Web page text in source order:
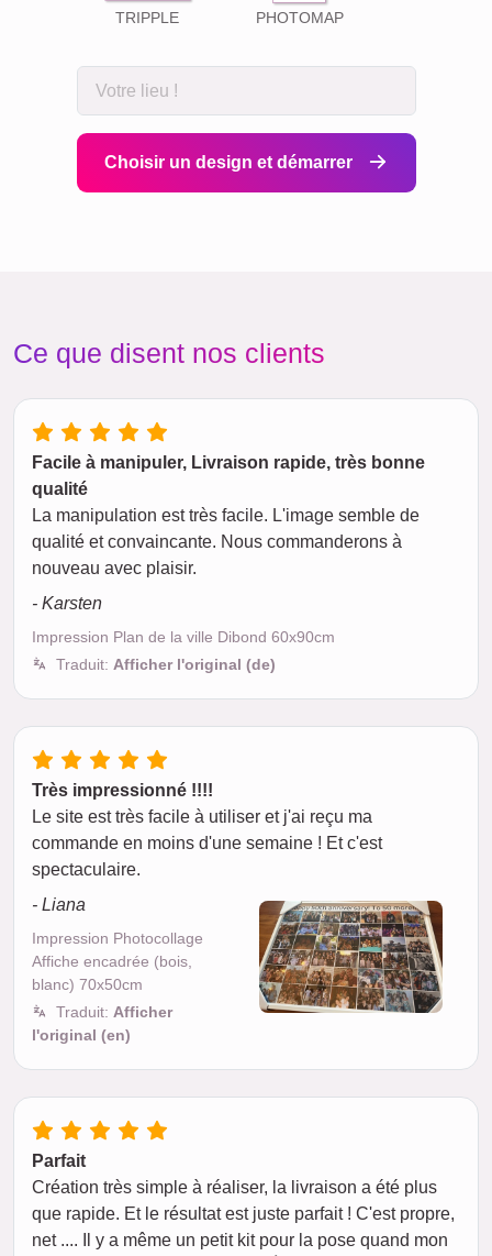
TRIPPLE PHOTOMAP
Choisir un design et démarrer
Ce que disent nos clients
Facile à manipuler, Livraison rapide, très bonne
qualité
La manipulation est très facile. L'image semble de
qualité et convaincante. Nous commanderons à
nouveau avec plaisir.
- Karsten
Impression Plan de la ville Dibond 60x90cm
Traduit: Afficher l'original (de)
Très impressionné !!!!
Le site est très facile à utiliser et j'ai reçu ma
commande en moins d'une semaine ! Et c'est
spectaculaire.
- Liana
Impression Photocollage
Affiche encadrée (bois,
blanc) 70x50cm
Traduit: Afficher
l'original (en)
Parfait
Création très simple à réaliser, la livraison a été plus
que rapide. Et le résultat est juste parfait ! C'est propre,
net .... Il y a même un petit kit pour la pose quand mon